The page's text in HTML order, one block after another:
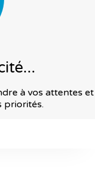
à vos attentes et
priorités.